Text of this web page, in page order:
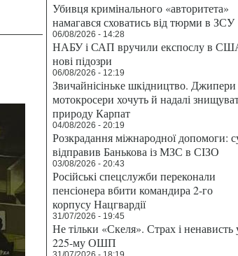
Убивця кримінального «авторитета»
намагався сховатись від тюрми в ЗСУ
06/08/2026 - 14:28
НАБУ і САП вручили експослу в
нові підозри
06/08/2026 - 12:19
Звичайнісіньке шкідництво. Джипери
мотокросери хочуть й надалі
природу Карпат
04/08/2026 - 20:19
Розкрадання міжнародної допомоги:
відправив Банькова із МЗС в СІЗО
03/08/2026 - 20:43
Російські спецслужби переконали
пенсіонера вбити командира 2-го
корпусу Нацгвардії
31/07/2026 - 19:45
Не тільки «Скеля». Страх і ненависть
225-му ОШП